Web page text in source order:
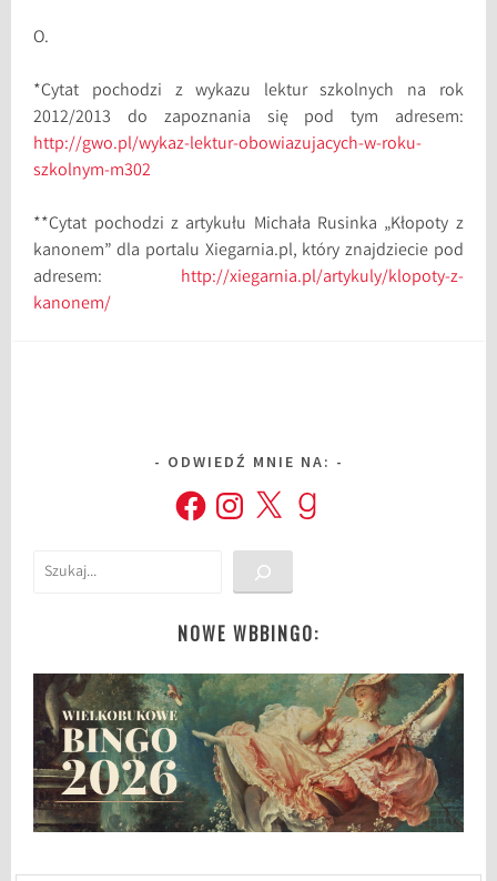
O.
*Cytat pochodzi z wykazu lektur szkolnych na rok
2012/2013 do zapoznania się pod tym adresem:
http://gwo.pl/wykaz-lektur-obowiazujacych-w-roku-
szkolnym-m302
**Cytat pochodzi z artykułu Michała Rusinka „Kłopoty z
kanonem” dla portalu Xiegarnia.pl, który znajdziecie pod
adresem: http://xiegarnia.pl/artykuly/klopoty-z-
kanonem/
ODWIEDŹ MNIE NA:
FacebookInstagram
X Goodreads
Szukaj
NOWE WBBINGO: